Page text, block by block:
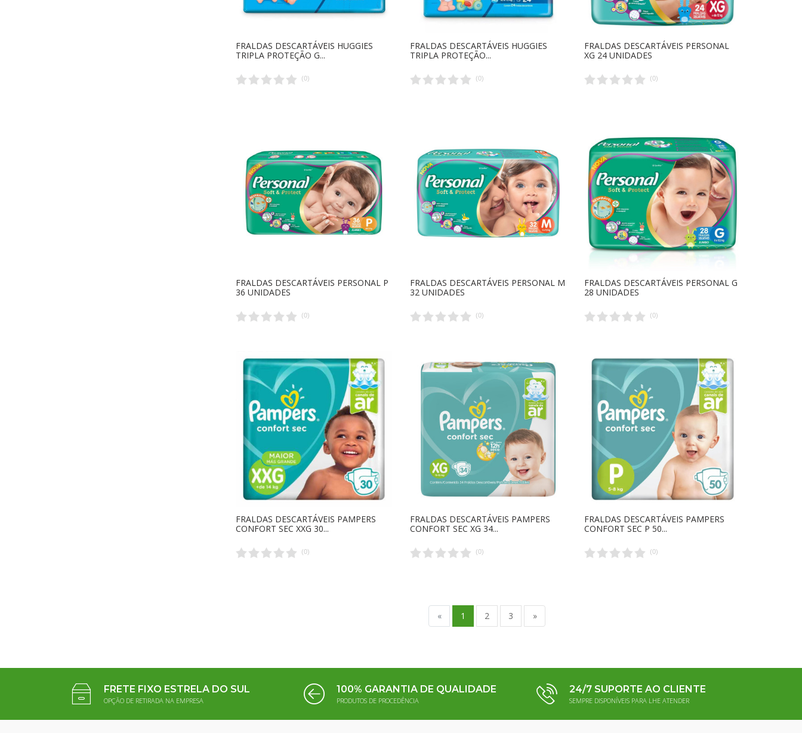
FRALDAS DESCARTÁVEIS HUGGIES
TRIPLA PROTEÇÃO G...
(0)
FRALDAS DESCARTÁVEIS HUGGIES
TRIPLA PROTEÇÃO...
(0)
FRALDAS DESCARTÁVEIS PERSONAL
XG 24 UNIDADES
(0)
FRALDAS DESCARTÁVEIS PERSONAL P
36 UNIDADES
(0)
FRALDAS DESCARTÁVEIS PERSONAL M
32 UNIDADES
(0)
FRALDAS DESCARTÁVEIS PERSONAL G
28 UNIDADES
(0)
FRALDAS DESCARTÁVEIS PAMPERS
CONFORT SEC XXG 30...
(0)
FRALDAS DESCARTÁVEIS PAMPERS
CONFORT SEC XG 34...
(0)
FRALDAS DESCARTÁVEIS PAMPERS
CONFORT SEC P 50...
(0)
« 1 2 3 »
FRETE FIXO ESTRELA DO SUL
OPÇÃO DE RETIRADA NA EMPRESA
100% GARANTIA DE QUALIDADE
PRODUTOS DE PROCEDÊNCIA
24/7 SUPORTE AO CLIENTE
SEMPRE DISPONÍVEIS PARA LHE ATENDER